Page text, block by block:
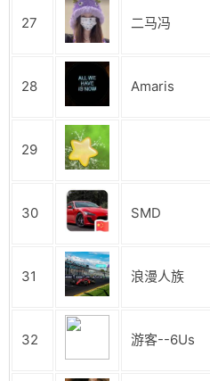
27 二马冯
28 Amaris
29
30 SMD
31 浪漫人族
32 游客--6Us